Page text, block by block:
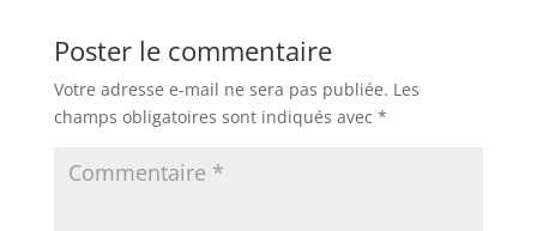
Poster le commentaire
Votre adresse e-mail ne sera pas publiée. Les
champs obligatoires sont indiqués avec *